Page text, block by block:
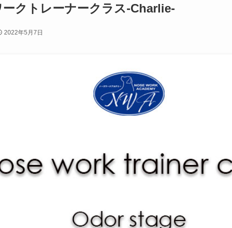
ークトレーナークラス-Charlie-
2022年5月7日